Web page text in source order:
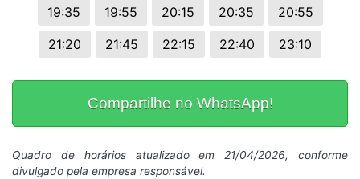
19:35
19:55 20:15 20:35
20:55
21:20
21:45 22:15 22:40 23:10
Compartilhe no WhatsApp!
Quadro de horários atualizado em 21/04/2026, conforme
divulgado pela empresa responsável.